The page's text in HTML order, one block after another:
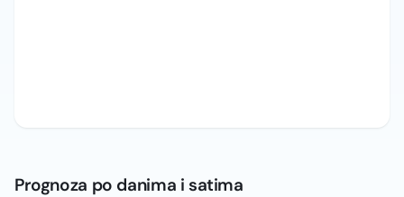
Prognoza po danima i satima